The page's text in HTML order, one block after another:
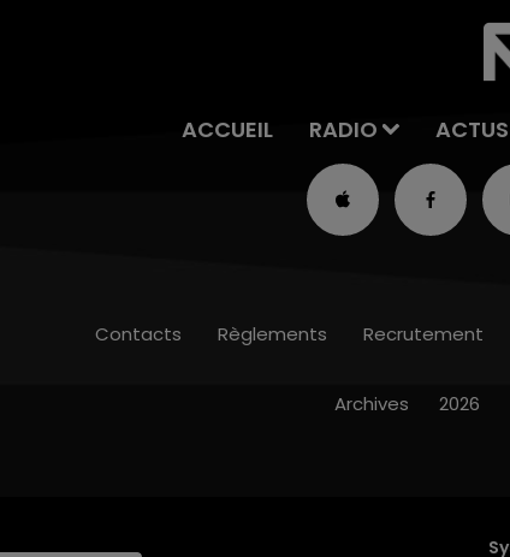
ACCUEIL RADIO ACTUS
Contacts Règlements Recrutement
Archives 2026